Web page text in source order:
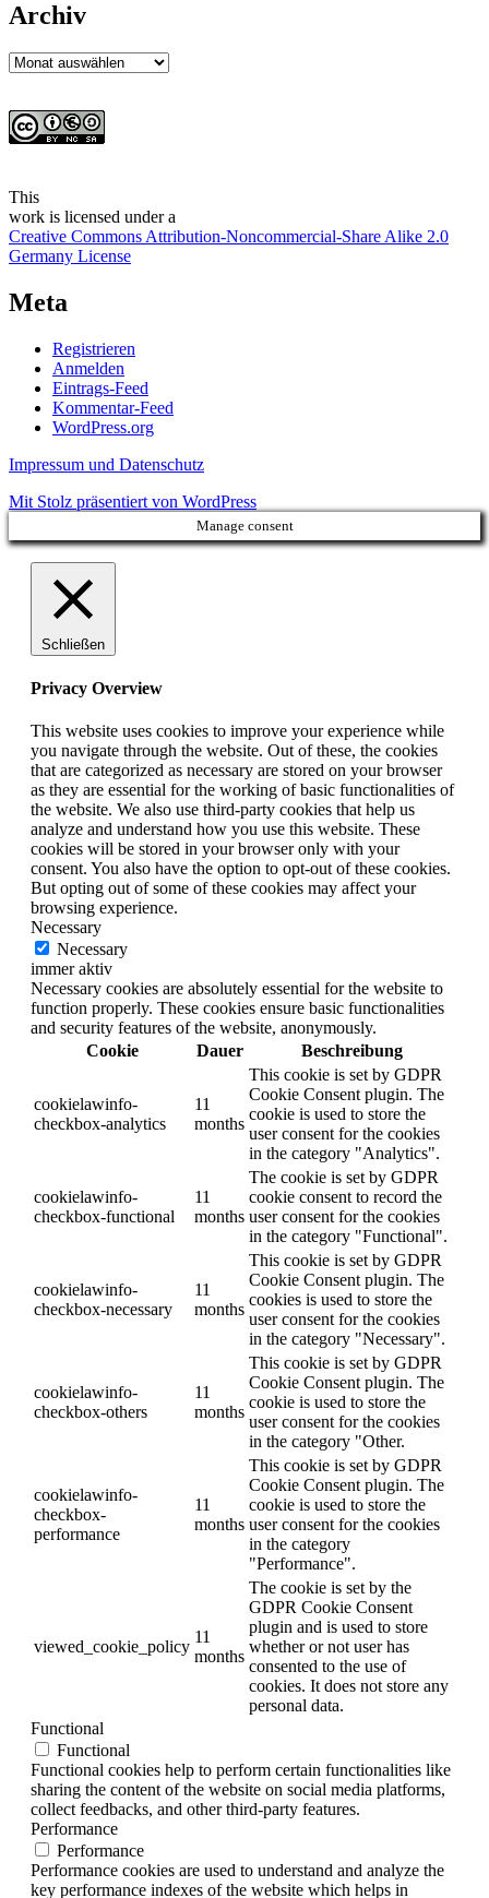
Archiv
Archiv
This
work is licensed under a
Creative Commons Attribution-Noncommercial-Share Alike 2.0
Germany License
Meta
Registrieren
Anmelden
Eintrags-Feed
Kommentar-Feed
WordPress.org
Impressum und Datenschutz
Mit Stolz präsentiert von WordPress
Manage consent
Schließen
Privacy Overview
This website uses cookies to improve your experience while
you navigate through the website. Out of these, the cookies
that are categorized as necessary are stored on your browser
as they are essential for the working of basic functionalities of
the website. We also use third-party cookies that help us
analyze and understand how you use this website. These
cookies will be stored in your browser only with your
consent. You also have the option to opt-out of these cookies.
But opting out of some of these cookies may affect your
browsing experience.
Necessary
Necessary
immer aktiv
Necessary cookies are absolutely essential for the website to
function properly. These cookies ensure basic functionalities
and security features of the website, anonymously.
Cookie
Dauer Beschreibung
cookielawinfo-
checkbox-analytics
11
months
This cookie is set by GDPR
Cookie Consent plugin. The
cookie is used to store the
user consent for the cookies
in the category "Analytics".
cookielawinfo-
checkbox-functional
11
months
The cookie is set by GDPR
cookie consent to record the
user consent for the cookies
in the category "Functional".
cookielawinfo-
checkbox-necessary
11
months
This cookie is set by GDPR
Cookie Consent plugin. The
cookies is used to store the
user consent for the cookies
in the category "Necessary".
cookielawinfo-
checkbox-others
11
months
This cookie is set by GDPR
Cookie Consent plugin. The
cookie is used to store the
user consent for the cookies
in the category "Other.
cookielawinfo-
checkbox-
performance
11
months
This cookie is set by GDPR
Cookie Consent plugin. The
cookie is used to store the
user consent for the cookies
in the category
"Performance".
viewed_cookie_policy
11
months
The cookie is set by the
GDPR Cookie Consent
plugin and is used to store
whether or not user has
consented to the use of
cookies. It does not store any
personal data.
Functional
Functional
Functional cookies help to perform certain functionalities like
sharing the content of the website on social media platforms,
collect feedbacks, and other third-party features.
Performance
Performance
Performance cookies are used to understand and analyze the
key performance indexes of the website which helps in